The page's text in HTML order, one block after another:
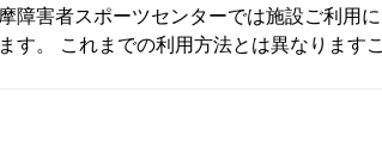
障害者スポーツセンターでは施設ご利用に
す。 これまでの利用方法とは異なりますこ